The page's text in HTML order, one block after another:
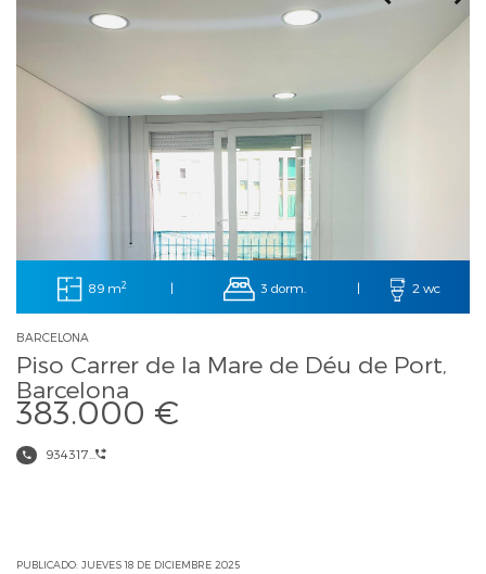
89 m2 | 3 dorm. | 2 wc
BARCELONA
Piso Carrer de la Mare de Déu de Port,
Barcelona
383.000 €
934317...
PUBLICADO: JUEVES 18 DE DICIEMBRE 2025